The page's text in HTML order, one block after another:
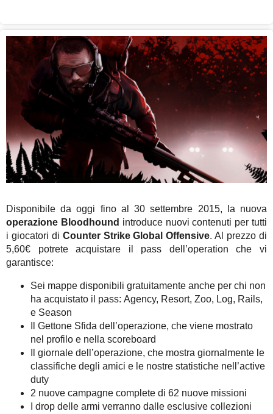
Disponibile da oggi fino al 30 settembre 2015, la nuova
operazione Bloodhound introduce nuovi contenuti per tutti
i giocatori di Counter Strike Global Offensive. Al prezzo di
5,60€ potrete acquistare il pass dell’operation che vi
garantisce:
Sei mappe disponibili gratuitamente anche per chi non
ha acquistato il pass: Agency, Resort, Zoo, Log, Rails,
e Season
Il Gettone Sfida dell’operazione, che viene mostrato
nel profilo e nella scoreboard
Il giornale dell’operazione, che mostra giornalmente le
classifiche degli amici e le nostre statistiche nell’active
duty
2 nuove campagne complete di 62 nuove missioni
I drop delle armi verranno dalle esclusive collezioni